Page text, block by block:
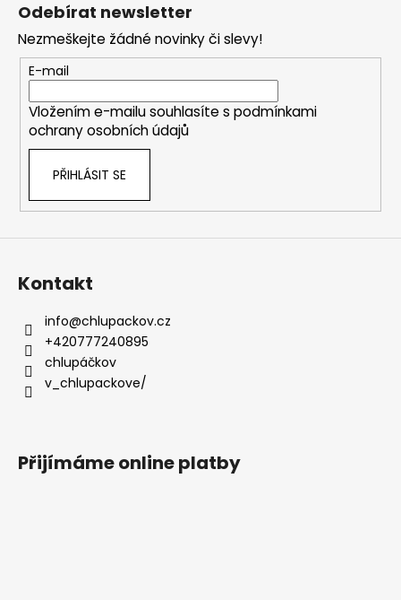
p
r
v
k
y
u
í
Odebírat newsletter
Nezmeškejte žádné novinky či slevy!
E-mail
Vložením e-mailu souhlasíte s podmínkami
ochrany osobních údajů
PŘIHLÁSIT SE
Kontakt
info@chlupackov.cz
+420777240895
chlupáčkov
v_chlupackove/
Přijímáme online platby